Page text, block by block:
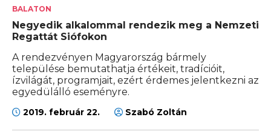
BALATON
Negyedik alkalommal rendezik meg a Nemzeti
Regattát Siófokon
A rendezvényen Magyarország bármely
települése bemutathatja értékeit, tradícióit,
ízvilágát, programjait, ezért érdemes jelentkezni az
egyedülálló eseményre.
2019. február 22. Szabó Zoltán